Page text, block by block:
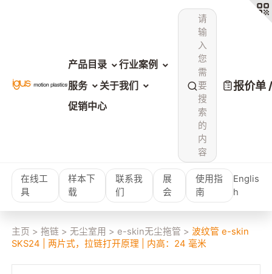
产品目录
行业案例
服务
关于我们
促销中心
请
输
入
您
需
要
搜
索
的
内
容
报价单
在线工
具
样本下
载
联系我
们
展
会
使用指
南
Englis
h
主页 >拖链 > 无尘室用 > e-skin无尘拖管 >波纹管 e-skin
SKS24 | 两片式，拉链打开原理 | 内高：24 毫米